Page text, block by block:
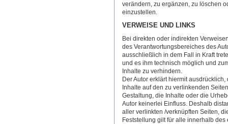
verändern, zu ergänzen, zu löschen
einzustellen.
VERWEISE UND LINKS
Bei direkten oder indirekten
des Verantwortungsbereiches des
ausschließlich in dem Fall in Kraft
und es ihm technisch möglich und
Inhalte zu verhindern.
Der Autor erklärt hiermit
Inhalte auf den zu verlinkenden
Gestaltung, die Inhalte oder die
Autor keinerlei Einfluss. Deshalb
aller verlinkten /verknüpften Seiten,
Feststellung gilt für alle innerhalb